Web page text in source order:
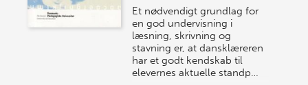
Et nødvendigt grundlag for
en god undervisning i
læsning, skrivning og
stavning er, at dansklæreren
har et godt kendskab til
elevernes aktuelle standp…